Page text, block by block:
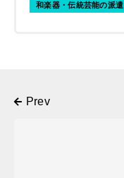
和楽器・伝統芸能の派遣